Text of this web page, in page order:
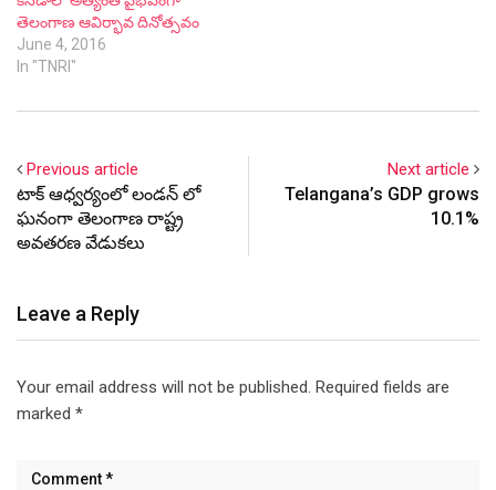
తెలంగాణ ఆవిర్భావ దినోత్సవం
June 4, 2016
In "TNRI"
Previous article
టాక్ ఆధ్వర్యంలో లండన్ లో
ఘనంగా తెలంగాణ రాష్ట్ర
అవతరణ వేడుకలు
Next article
Telangana’s GDP grows
10.1%
Leave a Reply
Your email address will not be published. Required fields are
marked *